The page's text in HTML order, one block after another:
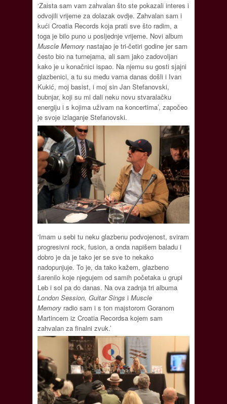
‘Zaista sam vam zahvalan što ste pokazali interes i
odvojili vrijeme za dolazak ovdje. Zahvalan sam i
kući Croatia Records koja prati sve što radim, a
toga je bilo puno u posljednje vrijeme. Novi album
Muscle Memory nastajao je tri-četiri godine jer sam
često bio na turnejama, ali sam jako zadovoljan
kako je u konačnici ispao. Na njemu su gosti sjajni
glazbenici, a tu su među vama danas došli i Ivan
Kukić, moj basist, i moj sin Jan Stefanovski,
bubnjar, koji su mi dali neku novu stvaralačku
energiju i s kojima uživam na koncertima’, započeo
je svoje izlaganje Stefanovski.
‘Imam u sebi tu neku glazbenu podvojenost, sviram
progresivni rock, fusion, a onda napišem baladu i
dobro je da je tako jer se sve to nekako
nadopunjuje. To je, da tako kažem, glazbeno
šarenilo koje njegujem od samih početaka u grupi
Leb i sol pa do danas. Na ova zadnja tri albuma
London Session, Guitar Sings i Muscle
Memory radio sam i s ton majstorom Goranom
Martincem iz Croatia Recordsa kojem sam
zahvalan za finalni zvuk.’